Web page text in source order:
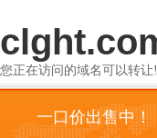
您正在访问的域名可以转让
一口价出售中！